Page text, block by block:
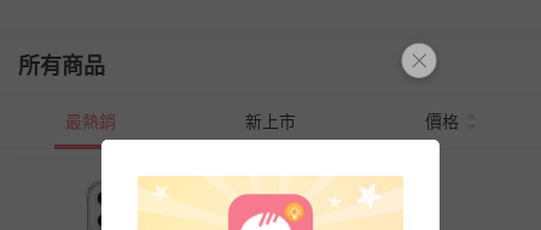
所有商品
最熱銷 新上市 價格